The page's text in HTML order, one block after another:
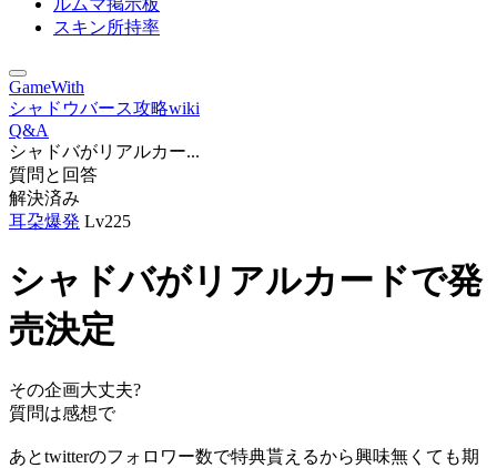
ルムマ掲示板
スキン所持率
GameWith
シャドウバース攻略wiki
Q&A
シャドバがリアルカー...
質問と回答
解決済み
耳朶爆発 Lv225
シャドバがリアルカードで発
売決定
その企画大丈夫?
質問は感想で
あとtwitterのフォロワー数で特典貰えるから興味無くても期